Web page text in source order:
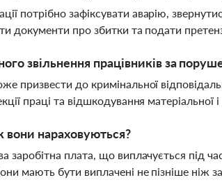
потрібно зафіксувати аварію,
документи про збитки та подати
звільнення працівників за
призвести до кримінальної
праці та відшкодування матеріальної
вони нараховуються?
заробітна плата, що виплачується під
мають бути виплачені не пізніше ніж